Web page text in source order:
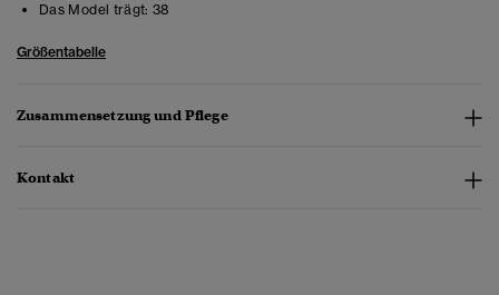
Das Model trägt: 38
Größentabelle
Zusammensetzung und Pflege
Kontakt